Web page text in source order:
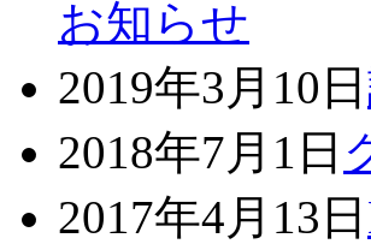
お知らせ
2019年3月10日
2018年7月1日
2017年4月13日